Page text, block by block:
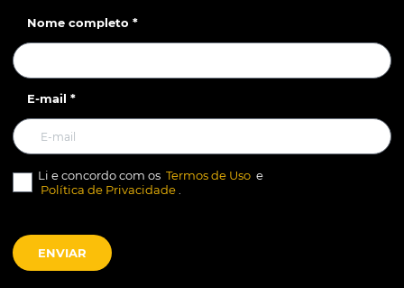
Nome completo *
E-mail *
Li e concordo com os Termos de Uso e
Política de Privacidade.
ENVIAR